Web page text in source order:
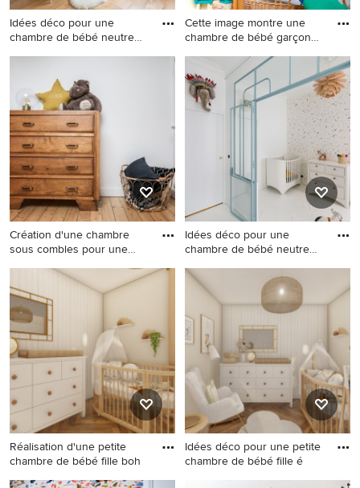
Idées déco pour une
chambre de bébé neutre
Idées déco pour une
chambre de bébé neutre
scandinave de taille
moyenne avec un mur
multicolore, un sol en bois
brun et un sol beige.
Cette image montre une
chambre de bébé garçon
Cette image montre une
chambre de bébé garçon
design de taille moyenne
avec un mur multicolore.
Création d'une chambre
sous combles pour une
Cette photo montre une
chambre de bébé fille
tendance de taille moyenne
avec un mur multicolore,
parquet clair et un sol beige.
Idées déco pour une
chambre de bébé neutre
Idées déco pour une
chambre de bébé neutre
contemporaine avec un mur
multicolore et un sol blanc.
Réalisation d'une petite
chambre de bébé fille boh
Réalisation d'une petite
Idées déco pour une petite
chambre de bébé fille é
Idées déco pour une petite